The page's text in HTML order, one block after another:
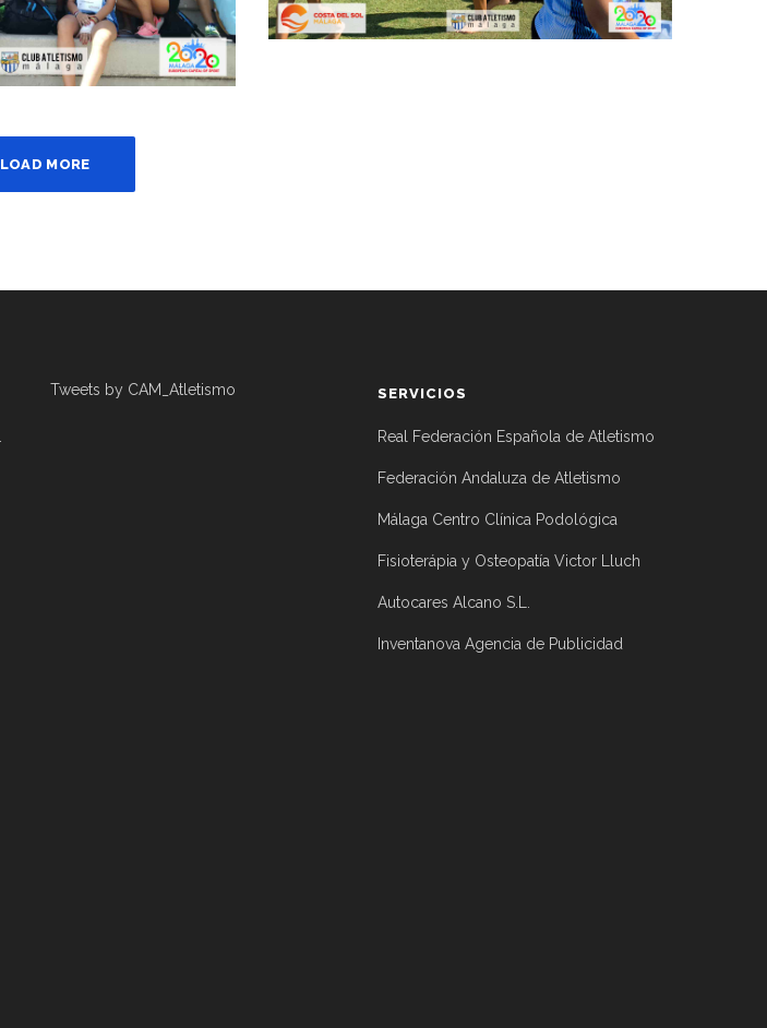
LOAD MORE
Tweets by CAM_Atletismo SERVICIOS
Real Federación Española de Atletismo
Federación Andaluza de Atletismo
Málaga Centro Clínica Podológica
Fisioterápia y Osteopatía Victor Lluch
Autocares Alcano S.L.
Inventanova Agencia de Publicidad